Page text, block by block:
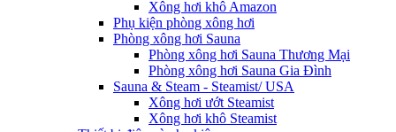
Xông hơi khô Amazon
Phụ kiện phòng xông hơi
Phòng xông hơi Sauna
Phòng xông hơi Sauna Thương Mại
Phòng xông hơi Sauna Gia Đình
Sauna & Steam - Steamist/ USA
Xông hơi ướt Steamist
Xông hơi khô Steamist